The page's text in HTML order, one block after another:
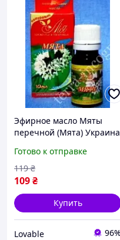
Эфирное масло Мяты
перечной (Мята) Украина
аромамасло от стресса и
головной боли
Готово к отправке
109₴
119 ₴
Купить
Lovable 96%